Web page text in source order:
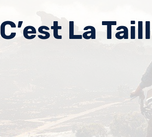
C’est La